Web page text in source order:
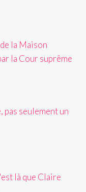
la Maison
la Cour suprême
seulement un
là que Claire